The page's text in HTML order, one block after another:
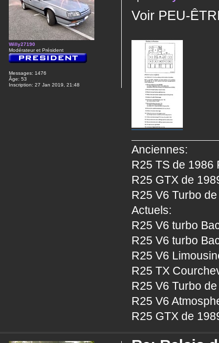
Voir PEU-
Anciennes:
R25 TS de 1986
R25 GTX de
R25 V6 Turbo
Actuels:
R25 V6 turbo
R25 V6 turbo
R25 V6
R25 TX
R25 V6 Turbo
R25 V6
R25 GTX de
Willy27190
Modérateur et Président
Messages: 1476
Âge: 53
Inscription: 27 Jan 2019, 21:48